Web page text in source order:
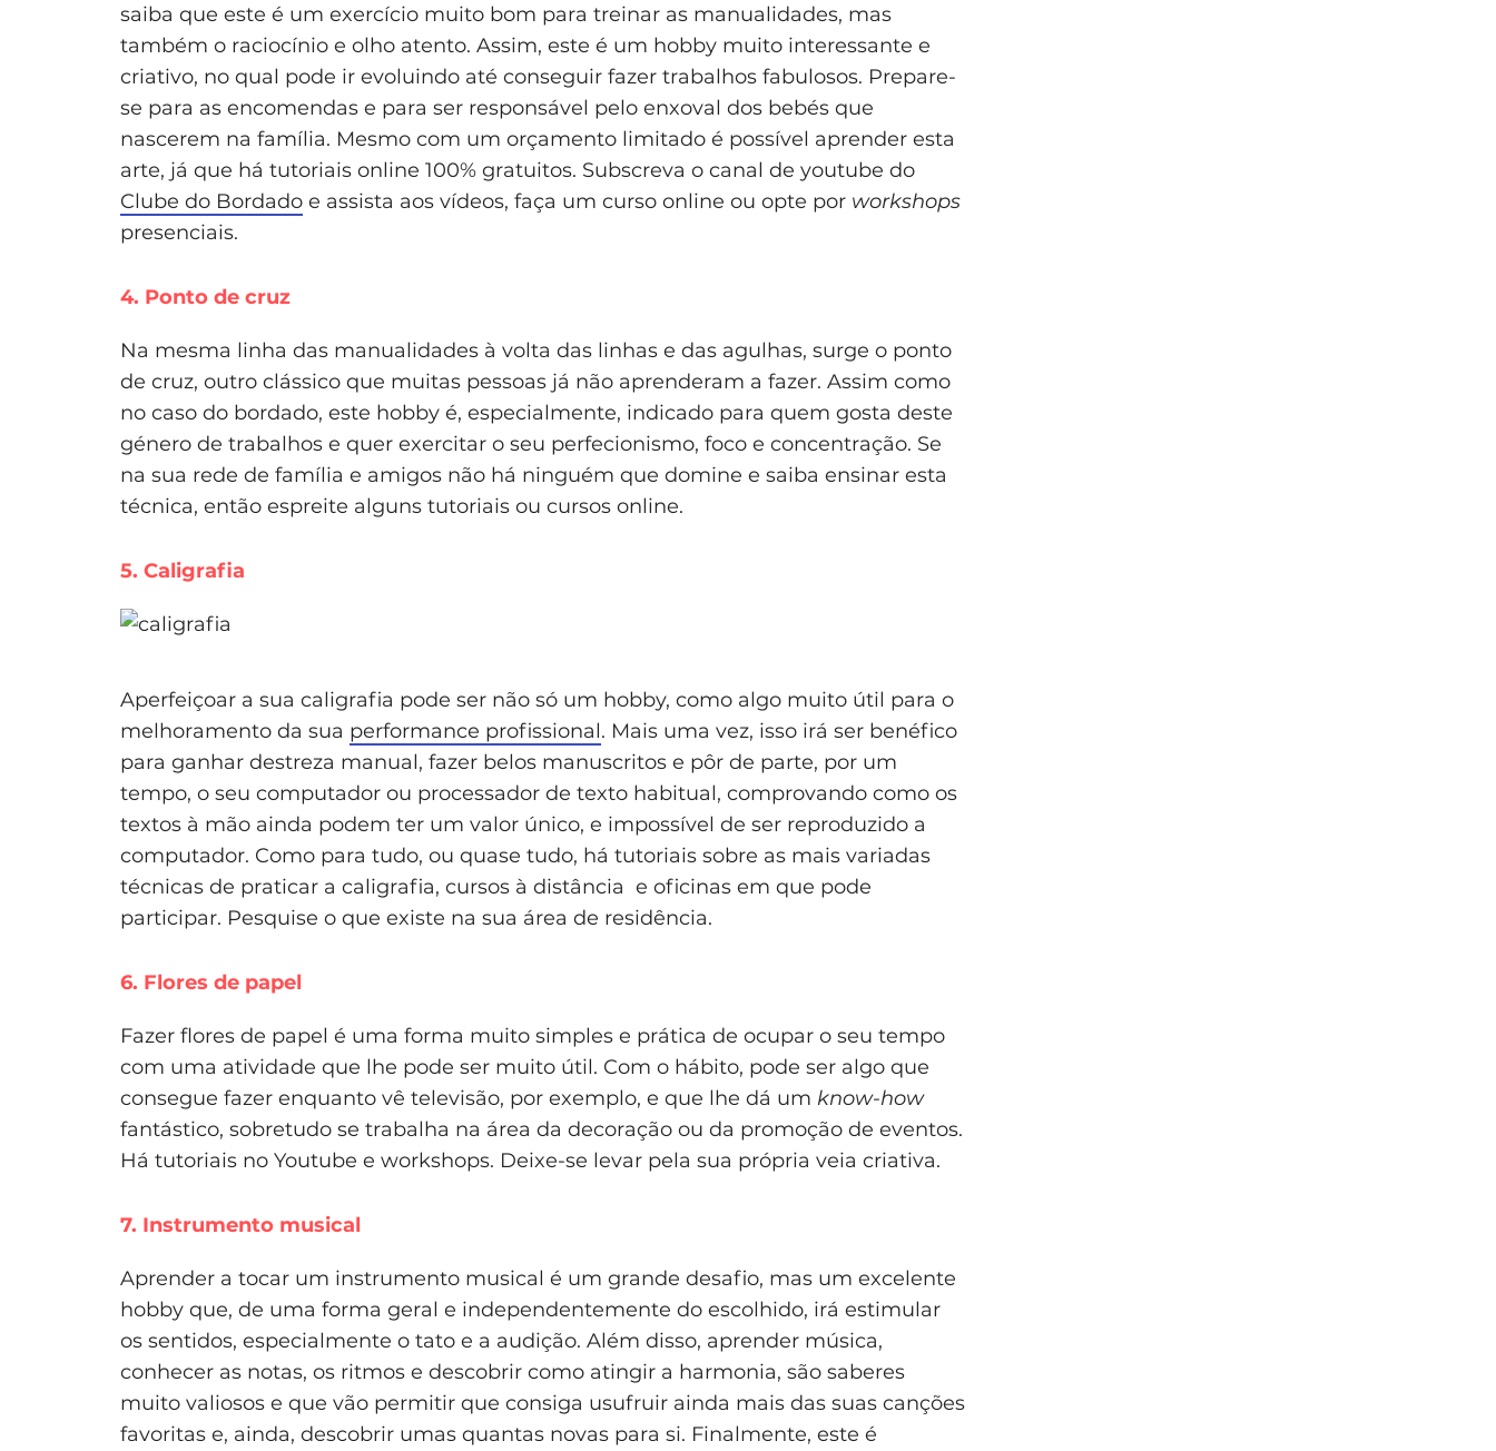
saiba que este é um exercício muito bom para treinar as manualidades, mas
também o raciocínio e olho atento. Assim, este é um hobby muito interessante e
criativo, no qual pode ir evoluindo até conseguir fazer trabalhos fabulosos. Prepare-
se para as encomendas e para ser responsável pelo enxoval dos bebés que
nascerem na família. Mesmo com um orçamento limitado é possível aprender esta
arte, já que há tutoriais online 100% gratuitos. Subscreva o canal de youtube do
Clube do Bordado e assista aos vídeos, faça um curso online ou opte por workshops
presenciais.
4. Ponto de cruz
Na mesma linha das manualidades à volta das linhas e das agulhas, surge o ponto
de cruz, outro clássico que muitas pessoas já não aprenderam a fazer. Assim como
no caso do bordado, este hobby é, especialmente, indicado para quem gosta deste
género de trabalhos e quer exercitar o seu perfecionismo, foco e concentração. Se
na sua rede de família e amigos não há ninguém que domine e saiba ensinar esta
técnica, então espreite alguns tutoriais ou cursos online.
5. Caligrafia
Aperfeiçoar a sua caligrafia pode ser não só um hobby, como algo muito útil para o
melhoramento da sua performance profissional. Mais uma vez, isso irá ser benéfico
para ganhar destreza manual, fazer belos manuscritos e pôr de parte, por um
tempo, o seu computador ou processador de texto habitual, comprovando como os
textos à mão ainda podem ter um valor único, e impossível de ser reproduzido a
computador. Como para tudo, ou quase tudo, há tutoriais sobre as mais variadas
técnicas de praticar a caligrafia, cursos à distância e oficinas em que pode
participar. Pesquise o que existe na sua área de residência.
6. Flores de papel
Fazer flores de papel é uma forma muito simples e prática de ocupar o seu tempo
com uma atividade que lhe pode ser muito útil. Com o hábito, pode ser algo que
consegue fazer enquanto vê televisão, por exemplo, e que lhe dá um know-how
fantástico, sobretudo se trabalha na área da decoração ou da promoção de eventos.
Há tutoriais no Youtube e workshops. Deixe-se levar pela sua própria veia criativa.
7. Instrumento musical
Aprender a tocar um instrumento musical é um grande desafio, mas um excelente
hobby que, de uma forma geral e independentemente do escolhido, irá estimular
os sentidos, especialmente o tato e a audição. Além disso, aprender música,
conhecer as notas, os ritmos e descobrir como atingir a harmonia, são saberes
muito valiosos e que vão permitir que consiga usufruir ainda mais das suas canções
favoritas e, ainda, descobrir umas quantas novas para si. Finalmente, este é